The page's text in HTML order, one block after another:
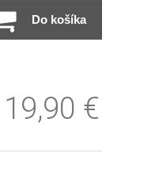
Do košíka
19,90 €